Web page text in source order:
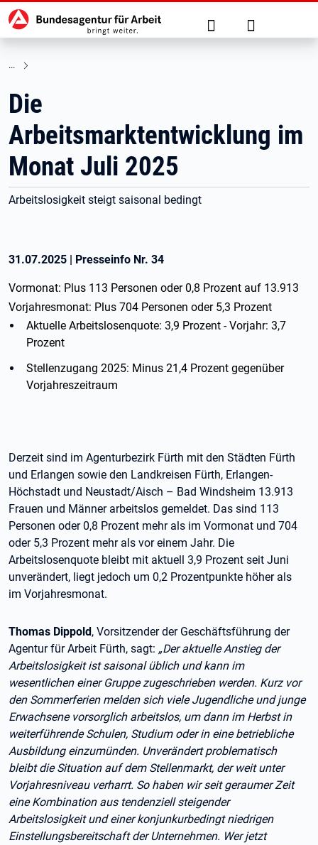
zu den Hauptinhalten springen
Hauptnavigation Suche Anmelden
Die
Arbeitsmarktentwicklung im
Monat Juli 2025
Arbeitslosigkeit steigt saisonal bedingt
31.07.2025 | Presseinfo Nr. 34
Vormonat: Plus 113 Personen oder 0,8 Prozent auf 13.913
Vorjahresmonat: Plus 704 Personen oder 5,3 Prozent
Aktuelle Arbeitslosenquote: 3,9 Prozent - Vorjahr: 3,7
Prozent
Stellenzugang 2025: Minus 21,4 Prozent gegenüber
Vorjahreszeitraum
Derzeit sind im Agenturbezirk Fürth mit den Städten Fürth
und Erlangen sowie den Landkreisen Fürth, Erlangen-
Höchstadt und Neustadt/Aisch – Bad Windsheim 13.913
Frauen und Männer arbeitslos gemeldet. Das sind 113
Personen oder 0,8 Prozent mehr als im Vormonat und 704
oder 5,3 Prozent mehr als vor einem Jahr. Die
Arbeitslosenquote bleibt mit aktuell 3,9 Prozent seit Juni
unverändert, liegt jedoch um 0,2 Prozentpunkte höher als
im Vorjahresmonat.
Thomas Dippold, Vorsitzender der Geschäftsführung der
Agentur für Arbeit Fürth, sagt: „Der aktuelle Anstieg der
Arbeitslosigkeit ist saisonal üblich und kann im
wesentlichen einer Gruppe zugeschrieben werden. Kurz vor
den Sommerferien melden sich viele Jugendliche und junge
Erwachsene vorsorglich arbeitslos, um dann im Herbst in
weiterführende Schulen, Studium oder in eine betriebliche
Ausbildung einzumünden. Unverändert problematisch
bleibt die Situation auf dem Stellenmarkt, der weit unter
Vorjahresniveau verharrt. So haben wir seit geraumer Zeit
eine Kombination aus tendenziell steigender
Arbeitslosigkeit und einer konjunkurbedingt niedrigen
Einstellungsbereitschaft der Unternehmen. Wer jetzt